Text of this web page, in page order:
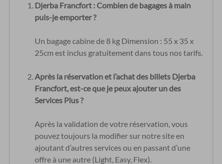
Djerba Francfort : Combien de bagages à main
puis-je emporter ?
Un bagage cabine de 8 kg Dimension : 55 x 35 x
25cm est inclus gratuitement dans tous nos tarifs.
Après la réservation et l’achat des billets Djerba
Francfort, est-ce que je peux ajouter un des
Services Plus ?
Après la validation de votre réservation, vous
pouvez toujours la modifier sur notre site en
ajoutant d’autres services ou en passant d’une
offre à une autre (Light, Easy, Flex).